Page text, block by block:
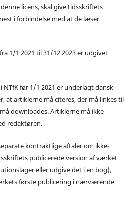
licens, skal give tidsskriftets
i forbindelse med at de læser
1/1 2021 til 31/12 2023 er udgivet
NTfK før 1/1 2021 er underlagt dansk
at artiklerne må citeres, der må linkes til
downloades. Artiklerne må ikke
redaktøren.
kontraktlige aftaler om ikke-
publicerede version af værket
eller udgive det i en bog),
første publicering i nærværende